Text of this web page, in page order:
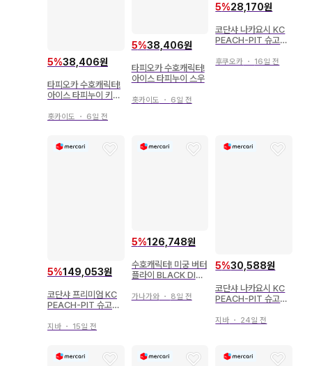
5%38,406원
타피오카 수호캐릭터!
아이스 타피누이 키세
홋카이도 ・ 6일 전
5%38,406원
타피오카 수호캐릭터!
아이스 타피누이 스우
홋카이도 ・ 6일 전
5%28,170원
코단샤 나카요시 KC
PEACH-PIT 슈고캬
후쿠오카 ・ 16일 전
5%149,053원
코단샤 프리미엄 KC
PEACH-PIT 슈고캬
함 11
지바 ・ 15일 전
5%126,748원
수호캐릭터! 미궁 버터
플라이 BLACK DIA
판
가나가와・ 8일 전
5%30,588원
코단샤 나카요시 KC
PEACH-PIT 슈고캬
지바 ・ 24일 전